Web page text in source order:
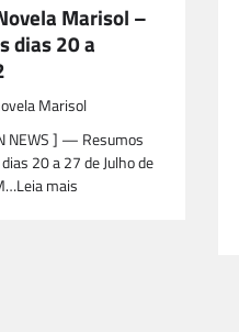
Marisol –
dias 20 a
Marisol
NEWS ] — Resumos
20 a 27 de Julho de
mais